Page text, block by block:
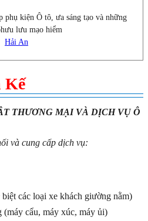
phụ kiện Ô tô, ưa sáng tạo và những
lưu mạo hiểm
Hải An
Kế
THƯƠNG MẠI VÀ DỊCH VỤ Ô
và cung cấp dịch vụ:
các loại xe khách giường nằm)
cẩu, máy xúc, máy ủi)